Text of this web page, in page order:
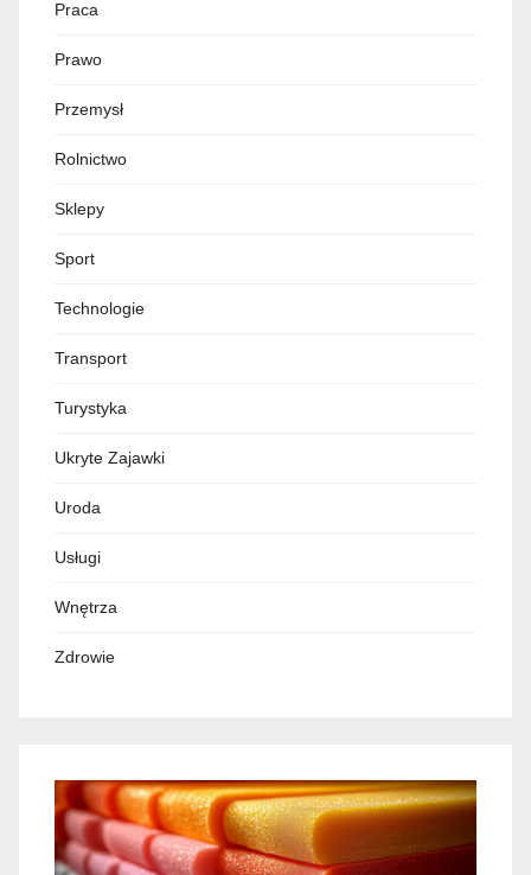
Praca
Prawo
Przemysł
Rolnictwo
Sklepy
Sport
Technologie
Transport
Turystyka
Ukryte Zajawki
Uroda
Usługi
Wnętrza
Zdrowie